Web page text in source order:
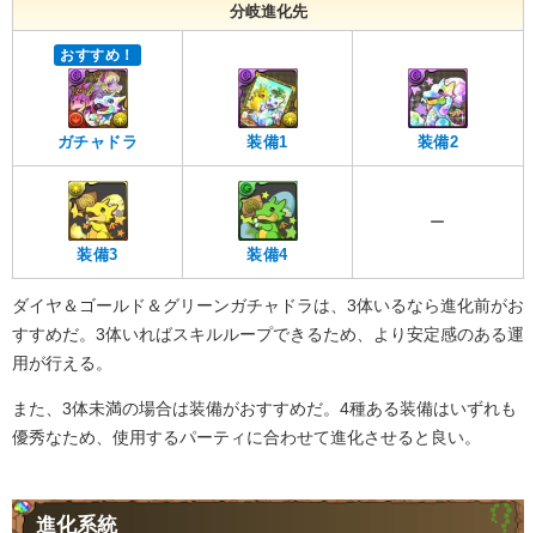
分岐進化先
おすすめ！
ガチャドラ 装備1 装備2
装備3 装備4
ー
ダイヤ＆ゴールド＆グリーンガチャドラは、3体いるなら進化前がお
すすめだ。3体いればスキルループできるため、より安定感のある運
用が行える。
また、3体未満の場合は装備がおすすめだ。4種ある装備はいずれも
優秀なため、使用するパーティに合わせて進化させると良い。
進化系統